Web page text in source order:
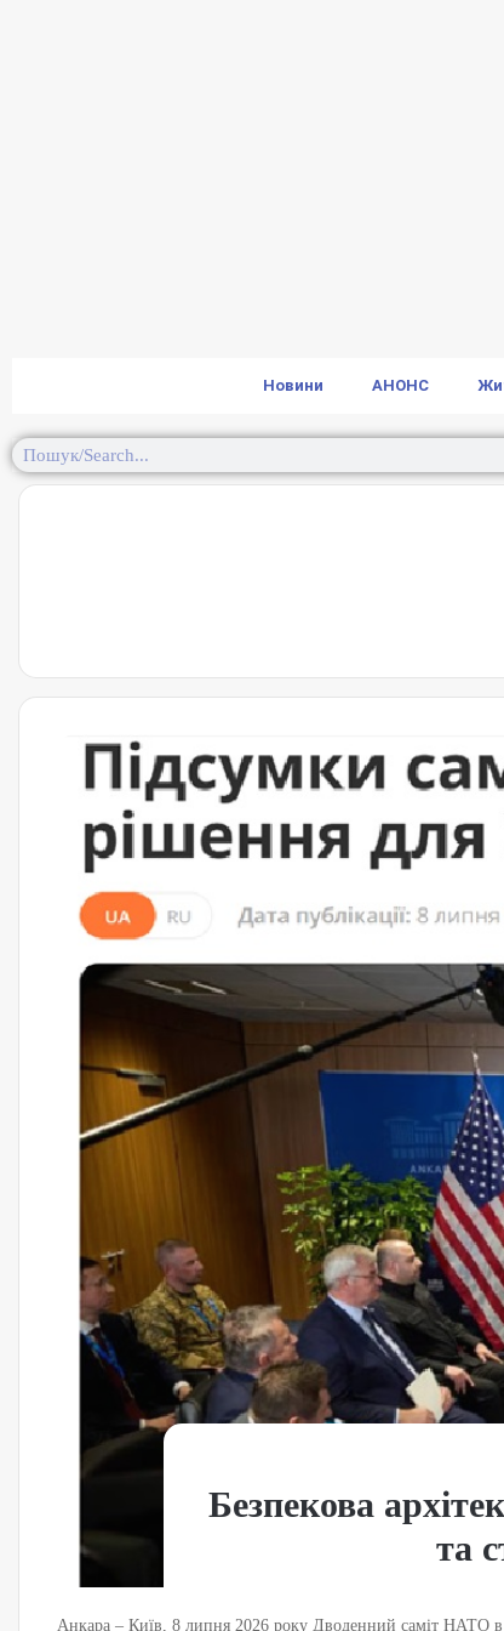
Новини АНОНС
Безпекова
та
Анкара – Київ, 8 липня 2026 року Дводенний саміт НАТО в